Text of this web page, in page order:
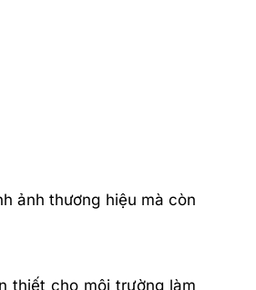
ảnh thương hiệu mà còn
thiết cho môi trường làm